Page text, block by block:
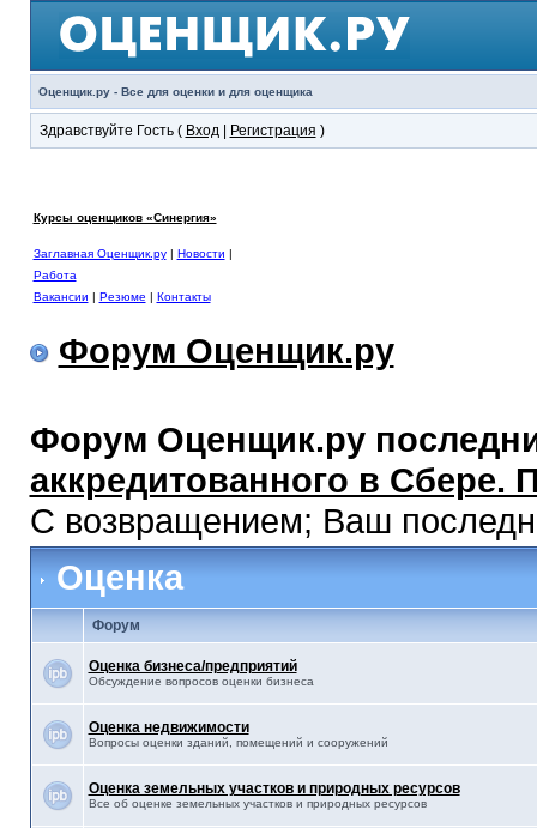
Оценщик.ру - Все для оценки и для оценщика
Здравствуйте Гость ( Вход| Регистрация )
Курсы оценщиков «Синергия»
Заглавная Оценщик.ру| Новости |
Работа
Вакансии | Резюме | Контакты
Форум Оценщик.ру
Форум Оценщик.ру
аккредитованного в Сбере.
С возвращением; Ваш
Оценка
Форум
Оценка бизнеса/предприятий
Обсуждение вопросов оценки бизнеса
Оценка недвижимости
Вопросы оценки зданий, помещений и сооружений
Оценка земельных участков и природных ресурсов
Все об оценке земельных участков и природных ресурсов